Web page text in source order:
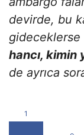
devirde, bu
hancı, kimin
de ayrıca